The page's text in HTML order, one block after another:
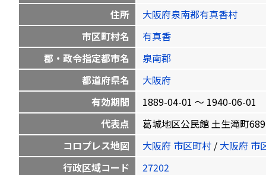
住所
大阪府泉南郡有真香村
市区町村名
有真香
郡・政令指定都市名
泉南郡
都道府県名
大阪府
有効期間
1889-04-01 〜 1940-06-01
代表点
葛城地区公民館 土生滝町
コロプレス地図
大阪府 市区町村 / 大阪府 市
行政区域コード
27202